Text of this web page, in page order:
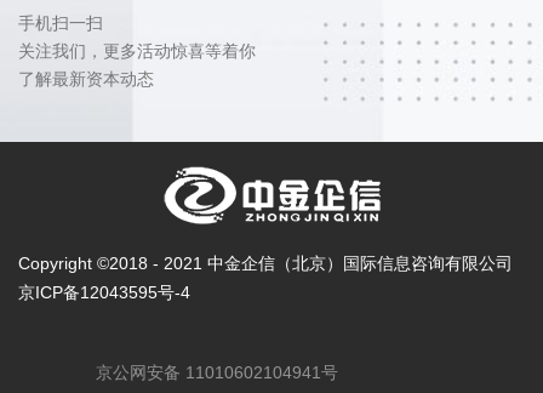
手机扫一扫
关注我们，更多活动惊喜等着你
了解最新资本动态
Copyright ©2018 - 2021 中金企信（北京）国际信息咨询有限公司
京ICP备12043595号-4
京公网安备 11010602104941号